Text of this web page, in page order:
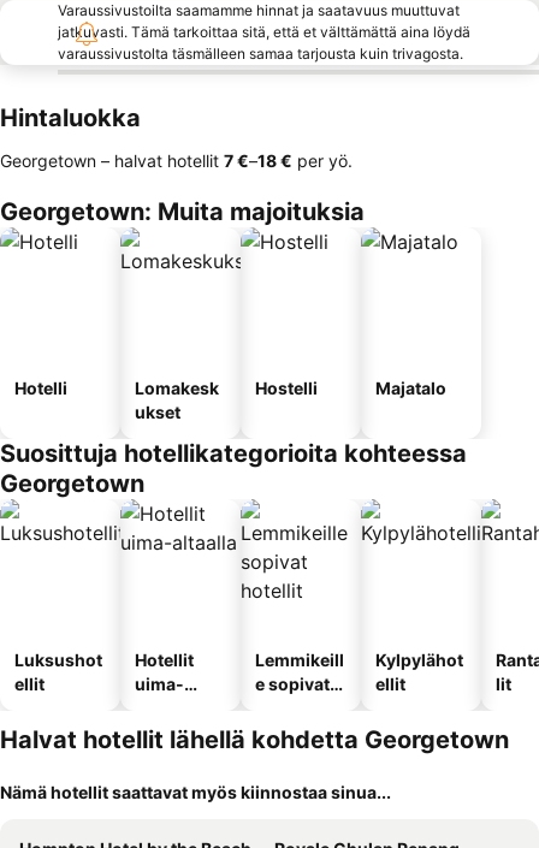
Varaussivustoilta saamamme hinnat ja saatavuus muuttuvat
jatkuvasti. Tämä tarkoittaa sitä, että et välttämättä aina löydä
varaussivustolta täsmälleen samaa tarjousta kuin trivagosta.
Hintaluokka
Georgetown – halvat hotellit ‎7 €–‎18 € per yö.
Georgetown: Muita majoituksia
Hotelli
Lomakesk
ukset
Hostelli Majatalo
Suosittuja hotellikategorioita kohteessa
Georgetown
Luksushot
ellit
Hotellit
uima-
Lemmikeill
e sopivat
Kylpylähot
ellit
lit
Halvat hotellit lähellä kohdetta Georgetown
Nämä hotellit saattavat myös kiinnostaa sinua...